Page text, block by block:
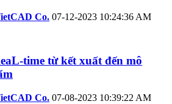
Co. 07-12-2023 10:24:36 AM
time từ kết xuất đến mô
Co. 07-08-2023 10:39:22 AM